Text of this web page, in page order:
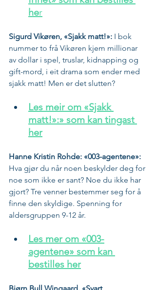
her
Sigurd Vikøren, «Sjakk matt!»: I bok
nummer to frå Vikøren kjem millionar
av dollar i spel, truslar, kidnapping og
gift-mord, i eit drama som ender med
sjakk matt! Men er det slutten?
Les meir om «Sjakk
matt!»:» som kan tingast
her
Hanne Kristin Rohde: «003-agentene»:
Hva gjør du når noen beskylder deg for
noe som ikke er sant? Noe du ikke har
gjort? Tre venner bestemmer seg for å
finne den skyldige. Spenning for
aldersgruppen 9-12 år.
Les mer om «003-
agentene» som kan
bestilles her